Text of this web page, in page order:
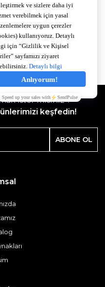
kredi kartlarına
seçenekleri.
ister misiniz ?
keşfedin!
ABONE OL